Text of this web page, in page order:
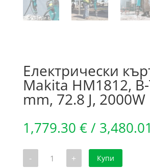
Електрически
Makita HM1812,
mm, 72.8 J, 2000W
1,779.30 €/
- количество
+ Купи